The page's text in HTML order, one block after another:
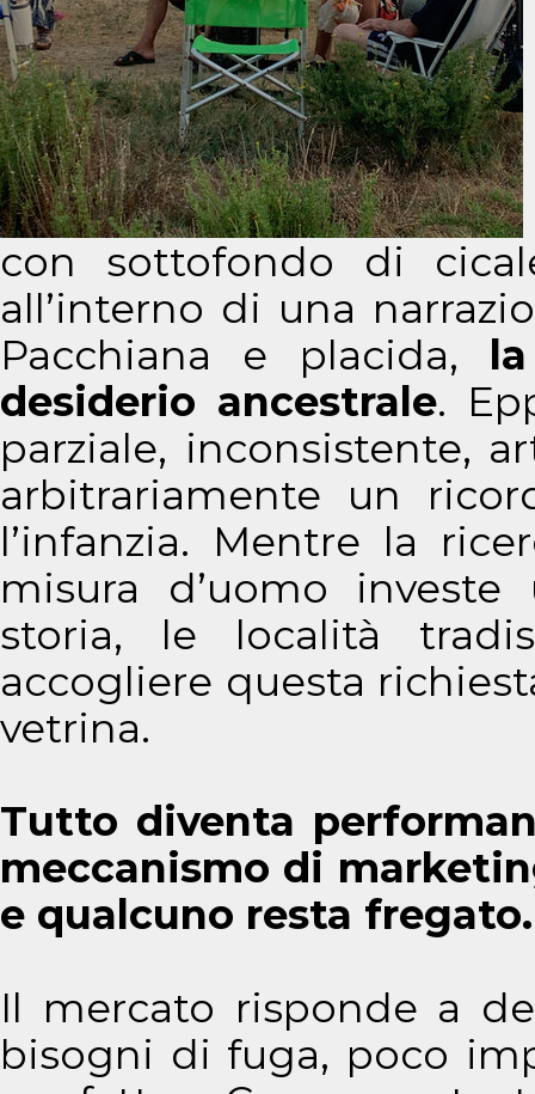
con sottofondo di
all’interno di una
Pacchiana e placida,
desiderio ancestrale.
parziale, inconsistente,
arbitrariamente un
l’infanzia. Mentre la
misura d’uomo
storia, le località
accogliere questa
vetrina.
Tutto diventa
meccanismo di
e qualcuno resta fregato.
Il mercato risponde a
bisogni di fuga, poco